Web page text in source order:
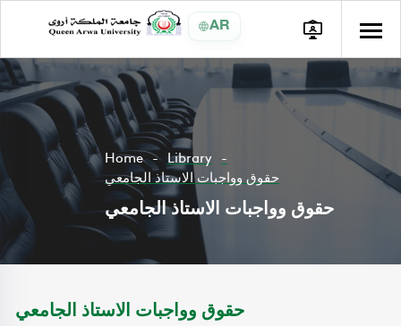
AR
Home
Library
حقوق وواجبات الاستاذ الجامعي
حقوق وواجبات الاستاذ الجامعي
حقوق وواجبات الاستاذ الجامعي